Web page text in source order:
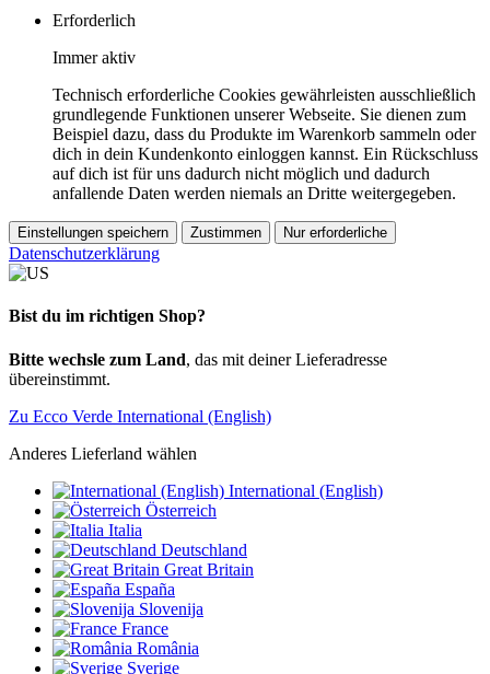
Erforderlich
Immer aktiv
Technisch erforderliche Cookies gewährleisten ausschließlich
grundlegende Funktionen unserer Webseite. Sie dienen zum
Beispiel dazu, dass du Produkte im Warenkorb sammeln oder
dich in dein Kundenkonto einloggen kannst. Ein Rückschluss
auf dich ist für uns dadurch nicht möglich und dadurch
anfallende Daten werden niemals an Dritte weitergegeben.
Einstellungen speichern Zustimmen Nur erforderliche
Datenschutzerklärung
Bist du im richtigen Shop?
Bitte wechsle zum Land, das mit deiner Lieferadresse
übereinstimmt.
Zu Ecco Verde International (English)
Anderes Lieferland wählen
International (English)
Österreich
Italia
Deutschland
Great Britain
España
Slovenija
France
România
Sverige